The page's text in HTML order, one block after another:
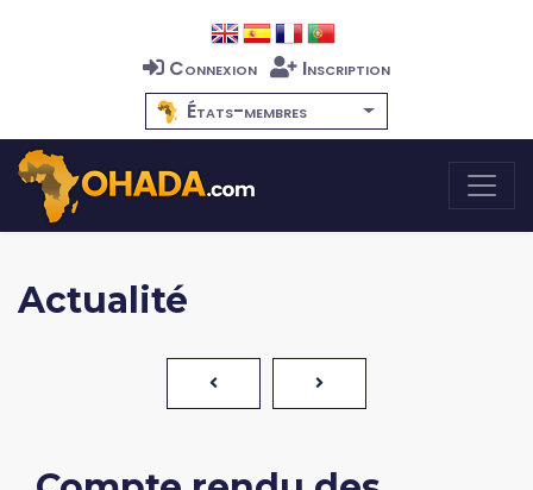
Connexion
Inscription
États-membres
Actualité